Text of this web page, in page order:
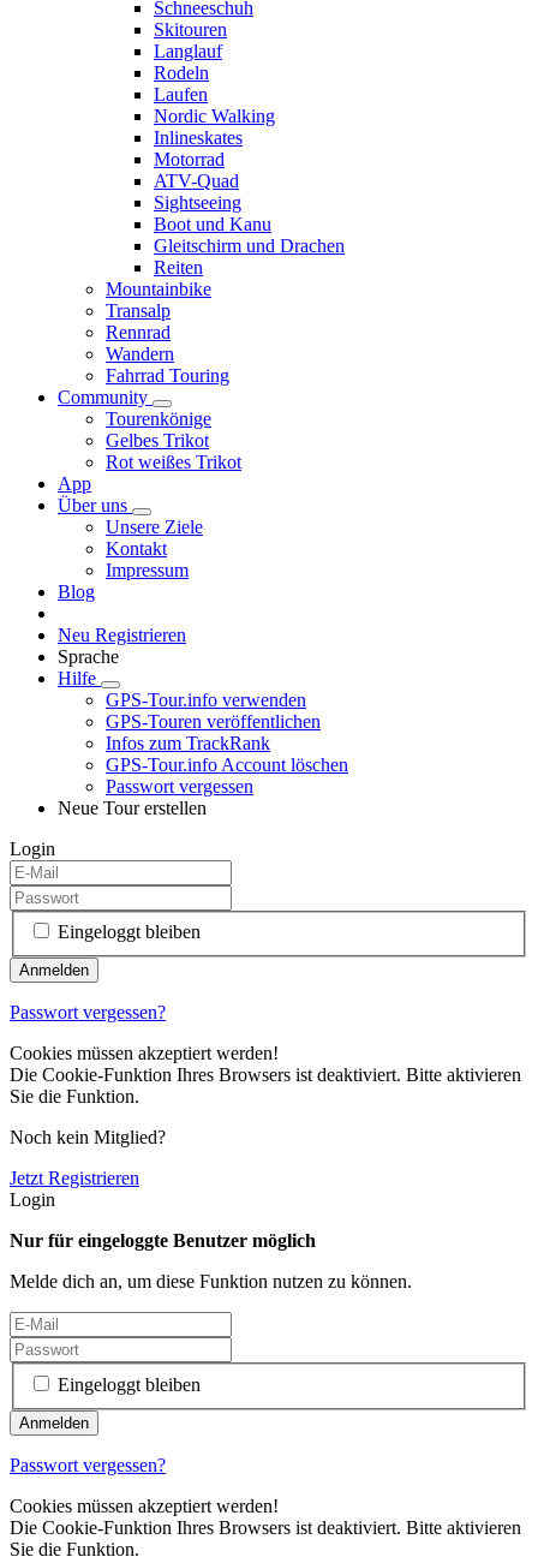
Schneeschuh
Skitouren
Langlauf
Rodeln
Laufen
Nordic Walking
Inlineskates
Motorrad
ATV-Quad
Sightseeing
Boot und Kanu
Gleitschirm und Drachen
Reiten
Mountainbike
Transalp
Rennrad
Wandern
Fahrrad Touring
Community
Tourenkönige
Gelbes Trikot
Rot weißes Trikot
App
Über uns
Unsere Ziele
Kontakt
Impressum
Blog
Neu Registrieren
Sprache
Hilfe
GPS-Tour.info verwenden
GPS-Touren veröffentlichen
Infos zum TrackRank
GPS-Tour.info Account löschen
Passwort vergessen
Neue Tour erstellen
Login
Eingeloggt bleiben
Passwort vergessen?
Cookies müssen akzeptiert werden!
Die Cookie-Funktion Ihres Browsers ist deaktiviert. Bitte aktivieren
Sie die Funktion.
Noch kein Mitglied?
Jetzt Registrieren
Login
Nur für eingeloggte Benutzer möglich
Melde dich an, um diese Funktion nutzen zu können.
Eingeloggt bleiben
Passwort vergessen?
Cookies müssen akzeptiert werden!
Die Cookie-Funktion Ihres Browsers ist deaktiviert. Bitte aktivieren
Sie die Funktion.